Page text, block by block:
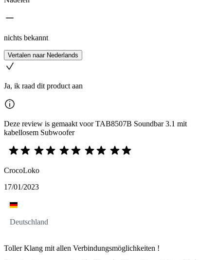
nichts bekannt
Vertalen naar Nederlands
Ja, ik raad dit product aan
Deze review is gemaakt voor TAB8507B Soundbar 3.1 mit
kabellosem Subwoofer
CrocoLoko
17/01/2023
Deutschland
Toller Klang mit allen Verbindungsmöglichkeiten !